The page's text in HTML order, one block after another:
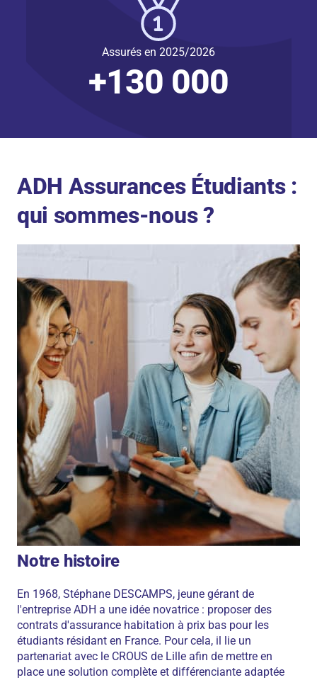
Assurés en 2025/2026
+130 000
ADH Assurances Étudiants :
qui sommes-nous ?
Notre histoire
En 1968, Stéphane DESCAMPS, jeune gérant de
l'entreprise ADH a une idée novatrice : proposer des
contrats d'assurance habitation à prix bas pour les
étudiants résidant en France. Pour cela, il lie un
partenariat avec le CROUS de Lille afin de mettre en
place une solution complète et différenciante adaptée